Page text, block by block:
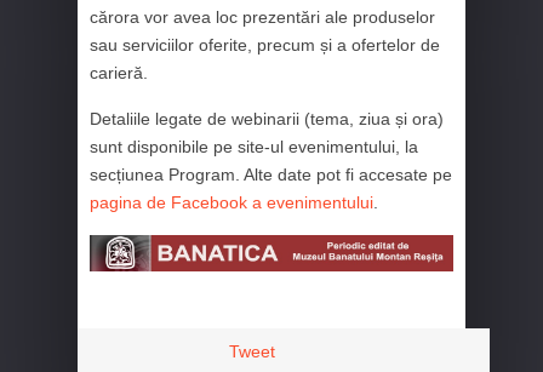
cărora vor avea loc prezentări ale produselor
sau serviciilor oferite, precum și a ofertelor de
carieră.
Detaliile legate de webinarii (tema, ziua și ora)
sunt disponibile pe site-ul evenimentului, la
secțiunea Program. Alte date pot fi accesate pe
pagina de Facebook a evenimentului
Tweet